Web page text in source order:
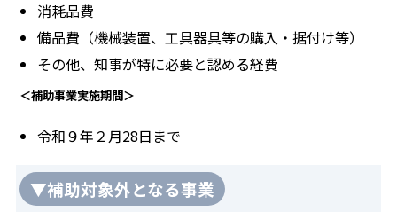
消耗品費
備品費（機械装置、工具器具等の購入・据付け等）
その他、知事が特に必要と認める経費
＜補助事業実施期間＞
令和９年２月28日まで
▼補助対象外となる事業